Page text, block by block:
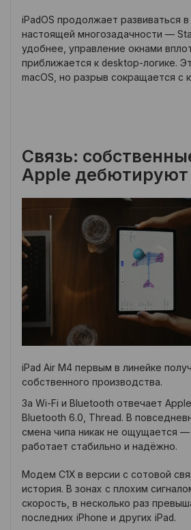
iPadOS продолжает развиваться
настоящей многозадачности —
удобнее, управление окнами
приближается к desktop-логике.
macOS, но разрыв сокращается с
Связь:
Apple дебютируют
iPad Air M4 первым в линейке
собственного производства.
За Wi-Fi и Bluetooth отвечает
Bluetooth 6.0, Thread. В
смена чипа никак не ощущается
работает стабильно и надёжно.
Модем C1X в версии с сотовой
история. В зонах с плохим
скорость, в несколько раз
последних iPhone и других iPad.